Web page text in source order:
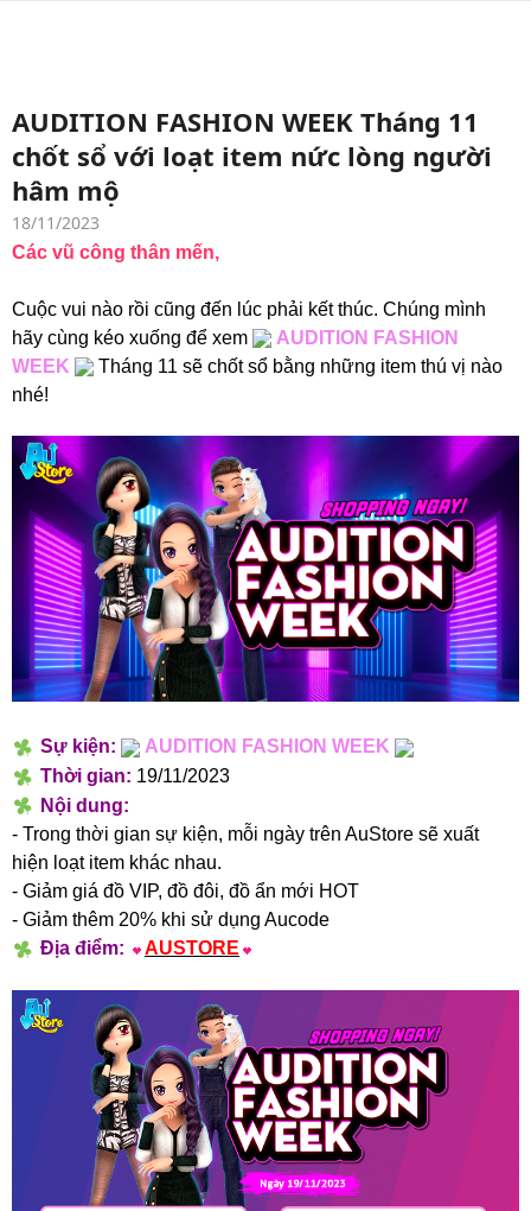
AUDITION FASHION WEEK Tháng 11
chốt sổ với loạt item nức lòng người
hâm mộ
18/11/2023
Các vũ công thân mến,
Cuộc vui nào rồi cũng đến lúc phải kết thúc. Chúng mình
hãy cùng kéo xuống để xem
AUDITION FASHION
WEEK
Tháng 11 sẽ chốt sổ bằng những item thú vị nào
nhé!
Sự kiện:
AUDITION FASHION WEEK
Thời gian: 19/11/2023
Nội dung:
- Trong thời gian sự kiện, mỗi ngày trên AuStore sẽ xuất
hiện loạt item khác nhau.
- Giảm giá đồ VIP, đồ đôi, đồ ẩn mới HOT
- Giảm thêm 20% khi sử dụng Aucode
Địa điểm:
AUSTORE